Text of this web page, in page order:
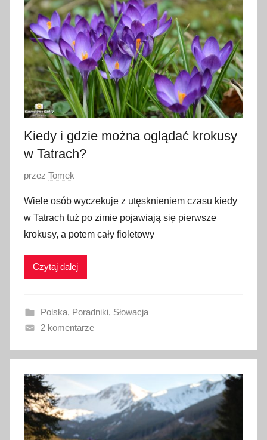
t
y
c
z
n
i
a
2
0
6
Kiedy i gdzie można oglądać krokusy
w Tatrach?
O
u
b
l
i
a
n
2
m
a
r
c
przez Tomek
Wiele osób wyczekuje z utęsknieniem czasu kiedy
w Tatrach tuż po zimie pojawiają się pierwsze
krokusy, a potem cały fioletowy
Czytaj dalej
Polska, Poradniki, Słowacja
2 komentarze